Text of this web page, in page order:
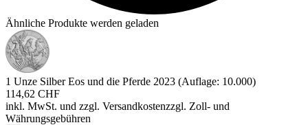
Ähnliche Produkte werden geladen
1 Unze Silber Eos und die Pferde 2023 (Auflage: 10.000)
114,62 CHF
inkl. MwSt. und zzgl. Versandkostenzzgl. Zoll- und
Währungsgebühren